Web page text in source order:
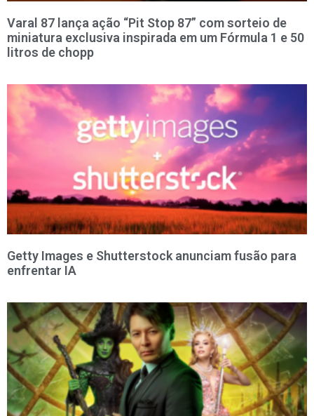
Varal 87 lança ação “Pit Stop 87” com sorteio de
miniatura exclusiva inspirada em um Fórmula 1 e 50
litros de chopp
Getty Images e Shutterstock anunciam fusão para
enfrentar IA